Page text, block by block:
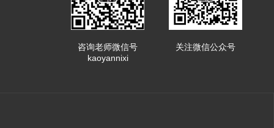
咨询老师微信号
kaoyannixi
关注微信公众号